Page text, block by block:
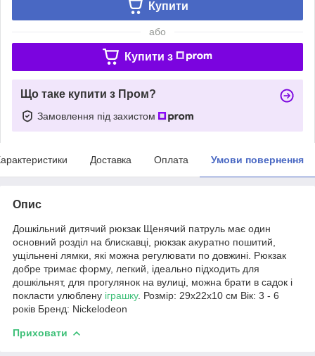
Купити
або
Купити з
Що таке купити з Пром?
Замовлення під захистом
Доставка Оплата Умови повернення
Опис
Дошкільний дитячий рюкзак Щенячий патруль має один
основний розділ на блискавці, рюкзак акуратно пошитий,
ущільнені лямки, які можна регулювати по довжині. Рюкзак
добре тримає форму, легкий, ідеально підходить для
дошкільнят, для прогулянок на вулиці, можна брати в садок і
покласти улюблену іграшку. Розмір: 29х22х10 см Вік: 3 - 6
років Бренд: Nickelodeon
Приховати